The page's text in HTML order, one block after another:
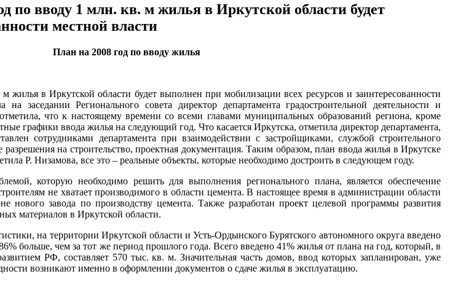
по вводу 1 млн. кв. м жилья в Иркутской области будет
местной власти
План на 2008 год по вводу жилья
в Иркутской области будет выполнен при мобилизации всех ресурсов и заинтересованности
заседании Регионального совета директор департамента градостроительной деятельности и
что к настоящему времени со всеми главами муниципальных образований региона, кроме
графики ввода жилья на следующий год. Что касается Иркутска, отметила директор департамента,
сотрудниками департамента при взаимодействии с застройщиками, службой строительного
на строительство, проектная документация. Таким образом, план ввода жилья в Иркутске
Р. Низамова, все это – реальные объекты, которые необходимо достроить в следующем году.
которую необходимо решить для выполнения регионального плана, является обеспечение
не хватает производимого в области цемента. В настоящее время в администрации области
нового завода по производству цемента. Также разработан проект целевой программы развития
материалов в Иркутской области.
на территории Иркутской области и Усть-Ордынского Бурятского автономного округа введено
больше, чем за тот же период прошлого года. Всего введено 41% жилья от плана на год, который, в
РФ, составляет 570 тыс. кв. м. Значительная часть домов, ввод которых запланирован, уже
возникают именно в оформлении документов о сдаче жилья в эксплуатацию.